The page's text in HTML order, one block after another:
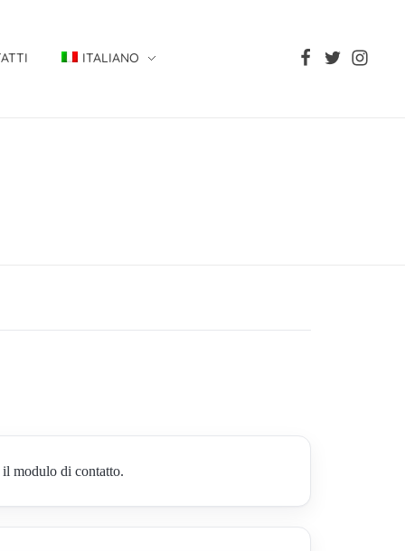
ITALIANO
modulo di contatto.